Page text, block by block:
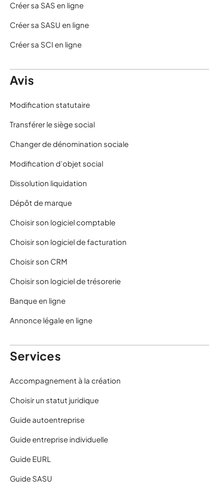
Créer sa SAS en ligne
Créer sa SASU en ligne
Créer sa SCI en ligne
Avis
Modification statutaire
Transférer le siège social
Changer de dénomination sociale
Modification d’objet social
Dissolution liquidation
Dépôt de marque
Choisir son logiciel comptable
Choisir son logiciel de facturation
Choisir son CRM
Choisir son logiciel de trésorerie
Banque en ligne
Annonce légale en ligne
Services
Accompagnement à la création
Choisir un statut juridique
Guide autoentreprise
Guide entreprise individuelle
Guide EURL
Guide SASU